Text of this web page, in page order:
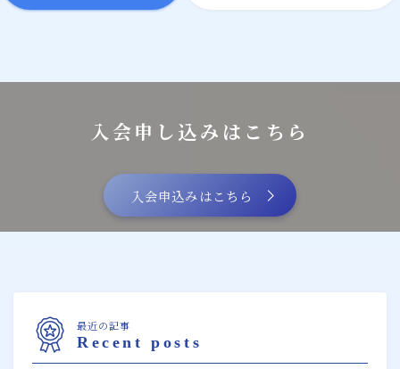
入会申し込みはこちら
入会申込みはこちら
最近の記事
Recent posts